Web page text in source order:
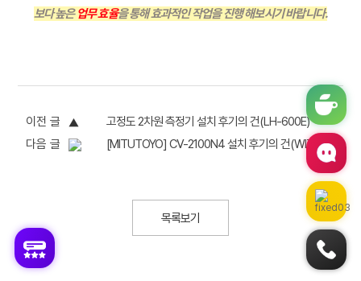
보다 높은 업무 효율을 통해 효과적인 작업을 진행 해보시기 바랍니다.
이전 글
고정도 2차원 측정기 설치 후기의 건(LH-600E)
다음 글
[MITUTOYO] CV-2100N4 설치 후기의 건(WITH 형상 측정기)
목록보기